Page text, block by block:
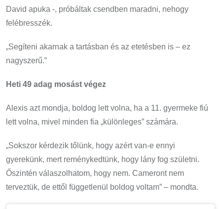
David apuka -, próbáltak csendben maradni, nehogy
felébresszék.
„Segíteni akarnak a tartásban és az etetésben is – ez
nagyszerű.”
Heti 49 adag mosást végez
Alexis azt mondja, boldog lett volna, ha a 11. gyermeke fiú
lett volna, mivel minden fia „különleges” számára.
„Sokszor kérdezik tőlünk, hogy azért van-e ennyi
gyerekünk, mert reménykedtünk, hogy lány fog születni.
Őszintén válaszolhatom, hogy nem. Cameront nem
terveztük, de ettől függetlenül boldog voltam” – mondta.